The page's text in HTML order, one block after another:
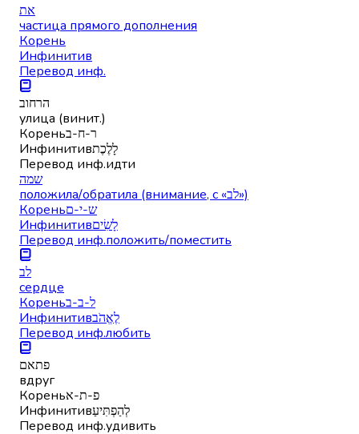
את
частица прямого дополнения
Корень
Инфинитив
Перевод инф.
הרחוב
улица (винит.)
Кореньר-ח-ב
Инфинитивלָלֶכֶת
Перевод инф.идти
שמה
положила/обратила (внимание, с «לב»)
Кореньש-י-ם
Инфинитивלָשִׂים
Перевод инф.положить/поместить
לב
сердце
Кореньל-ב-ב
Инфинитивלֶאֱהֹב
Перевод инф.любить
פתאם
вдруг
Кореньפ-ת-א
Инфинитивלְהַפְתִּיעַ
Перевод инф.удивить